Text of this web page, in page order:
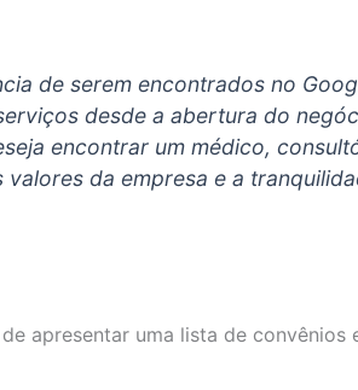
de serem encontrados no
desde a abertura do
encontrar um médico,
da empresa e a
apresentar uma lista de convênios